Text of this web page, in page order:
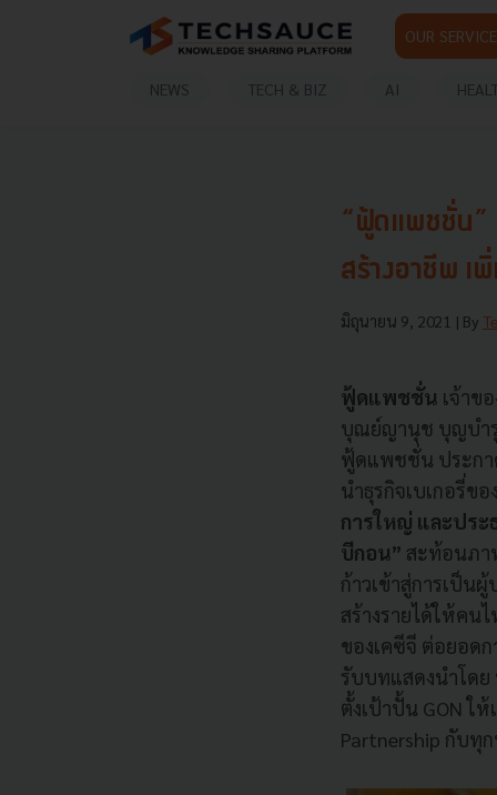
OUR SERVICE
NEWS TECH & BIZ AI
“ฟู้ดแพชชั่น”
สร้างอาชีพ เ
มิถุนายน 9, 2021 | By
ฟู้ดแพชชั่น เจ้าข
บุณย์ญานุช บุญบำรุ
ฟู้ดแพชชั่น ประกา
นำธุรกิจเบเกอรี่ข
การใหญ่ และปร
บีกอน” สะท้อนภา
ก้าวเข้าสู่การเป็น
สร้างรายได้ให้คน
ของเคซีจี ต่อยอด
รับบทแสดงนำโดย
ตั้งเป้าปั้น GON ใ
Partnership กับทุ